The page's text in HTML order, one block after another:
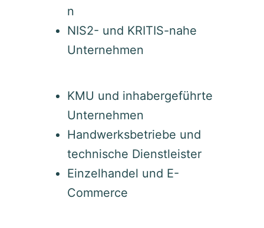
n
NIS2- und KRITIS-nahe
Unternehmen
KMU und inhabergeführte
Unternehmen
Handwerksbetriebe und
technische Dienstleister
Einzelhandel und E-
Commerce